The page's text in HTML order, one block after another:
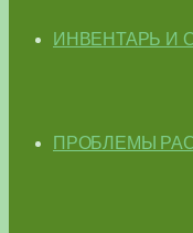
ИНВЕНТАРЬ И
ПРОБЛЕМЫ